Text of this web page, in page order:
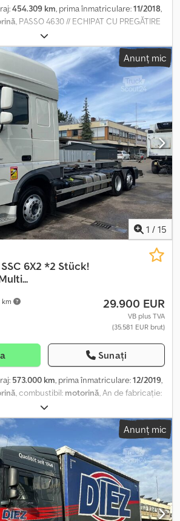
454.309 km, prima înmatriculare:11/2018,
, PASSO 4630 // ECHIPAT CU PREGĂTIRE
Crjdpfjxmlhkjx Acfof Pentru informații
Anunț mic
1 / 15
km
6X2 *2 Stück!
29.900 EUR
VB plus TVA
(35.581 EUR brut)
Sunați
573.000 km, prima înmatriculare:12/2019,
, combustibil: motorină , An de fabricație:
450 SSC Vehicule pentru containere BDF cu
VANTEC • Cadru de ridicare hidraulic
container • Normă de emisii: EURO 6 D •
6x2 • Osie liftabilă / direcțională (a 3-a
• Climatizare staționară
Încălzire staționară • Transmisie automată •
adaptiv • Asistent menținere
de urgență • Asistent pornire în rampă •
Frigider • Airbag • Radio-CD player • 2 paturi
Anunț mic